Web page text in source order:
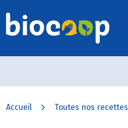
Accueil Toutes nos recettes